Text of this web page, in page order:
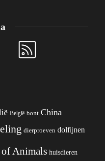
België bont China
dierproeven dolfijnen
of Animals huisdieren